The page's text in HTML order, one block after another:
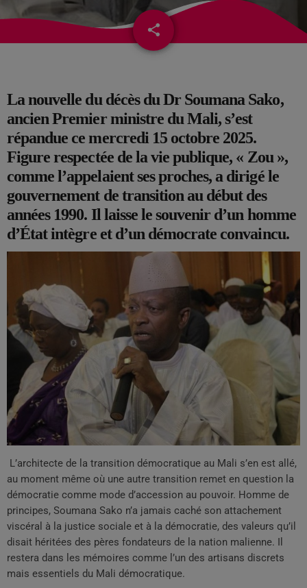
share
email
La nouvelle du décès du Dr Soumana Sako,
ancien Premier ministre du Mali, s’est
répandue ce mercredi 15 octobre 2025.
Figure respectée de la vie publique, « Zou »,
comme l’appelaient ses proches, a dirigé le
gouvernement de transition au début des
années 1990. Il laisse le souvenir d’un homme
d’État intègre et d’un démocrate convaincu.
L’architecte de la transition démocratique au Mali s’en est allé,
au moment même où une autre transition remet en question la
démocratie comme mode d’accession au pouvoir. Homme de
principes, Soumana Sako n’a jamais caché son attachement
viscéral à la justice sociale et à la démocratie, des valeurs qu’il
disait héritées des pères fondateurs de la nation malienne. Il
restera dans les mémoires comme l’un des artisans discrets
mais essentiels du Mali démocratique.